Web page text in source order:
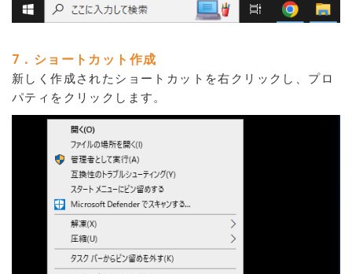
7．ショートカット作成
新しく作成されたショートカットを右クリックし、プロ
パティをクリックします。